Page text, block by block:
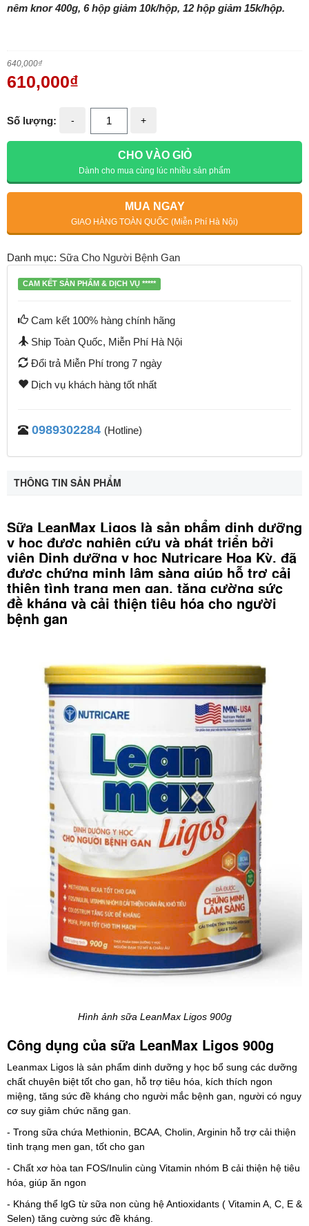
nêm knor 400g, 6 hộp giảm 10k/hộp, 12 hộp giảm 15k/hộp.
640,000₫
610,000₫
Số lượng: - +
CHO VÀO GIỎ
Dành cho mua cùng lúc nhiều sản phẩm
MUA NGAY
GIAO HÀNG TOÀN QUỐC (Miễn Phí Hà Nội)
Danh mục: Sữa Cho Người Bệnh Gan
CAM KẾT SẢN PHẨM & DỊCH VỤ *****
Cam kết 100% hàng chính hãng
Ship Toàn Quốc, Miễn Phí Hà Nội
Đổi trả Miễn Phí trong 7 ngày
Dịch vụ khách hàng tốt nhất
0989302284 (Hotline)
THÔNG TIN SẢN PHẨM
Sữa LeanMax Ligos là sản phẩm dinh dưỡng
y học được nghiên cứu và phát triển bởi
viện Dinh dưỡng y học Nutricare Hoa Kỳ, đã
được chứng minh lâm sàng giúp hỗ trợ cải
thiện tình trạng men gan, tăng cường sức
đề kháng và cải thiện tiêu hóa cho người
bệnh gan
Hình ảnh sữa LeanMax Ligos 900g
Công dụng của sữa LeanMax Ligos 900g
Leanmax Ligos là sản phẩm dinh dưỡng y học bổ sung các dưỡng
chất chuyên biệt tốt cho gan, hỗ trợ tiêu hóa, kích thích ngon
miệng, tăng sức đề kháng cho người mắc bệnh gan, người có nguy
cơ suy giảm chức năng gan.
- Trong sữa chứa Methionin, BCAA, Cholin, Arginin hỗ trợ cải thiện
tình trạng men gan, tốt cho gan
- Chất xơ hòa tan FOS/Inulin cùng Vitamin nhóm B cải thiện hệ tiêu
hóa, giúp ăn ngon
- Kháng thể lgG từ sữa non cùng hệ Antioxidants ( Vitamin A, C, E &
Selen) tăng cường sức đề kháng.